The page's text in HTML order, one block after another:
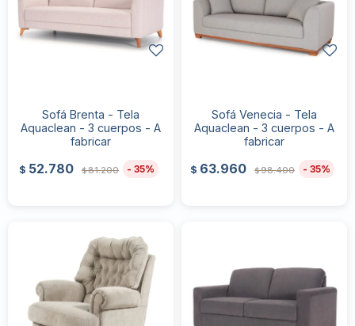
Sofá Brenta - Tela
Aquaclean - 3 cuerpos - A
fabricar
$ 52.780 $81.200 35
Sofá Venecia - Tela
Aquaclean - 3 cuerpos - A
fabricar
$ 63.960 $98.400 35